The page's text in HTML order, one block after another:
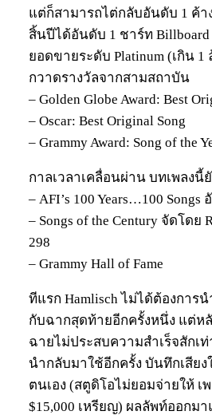
แต่ก็สามารถไต่กลับอันดับ 1 ค้า
สิ้นปีได้อันดับ 1 ชาร์ท Billboard
ยอดขายระดับ Platinum (เกิน
กวาดรางวัลจากสามสถาบัน
– Golden Globe Award: Best
– Oscar: Best Original Song
– Grammy Award: Song of the
กาลเวลาเคลื่อนผ่าน บทเพลงนี้
– AFI’s 100 Years…100 Songs
– Songs of the Century จัดโดย
298
– Grammy Hall of Fame
ทีแรก Hamlisch ไม่ได้ต้องการน
กับฉากสุดท้ายอีกครั้งหนึ่ง แต่ห
ฉายไม่ประสบความสำเร็จสักเท่
นำกลับมาใช้อีกครั้ง บันทึกเสียง
ตนเอง (สตูดิโอไม่ยอมจ่ายให้ เ
$15,000 เหรียญ) ผลลัพท์ออกม